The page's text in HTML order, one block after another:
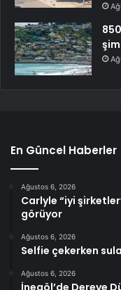
En Güncel Haberler
Ağustos 6, 2026
Carlyle “iyi
görüyor
Ağustos 6, 2026
Selfie çekerken
Ağustos 6, 2026